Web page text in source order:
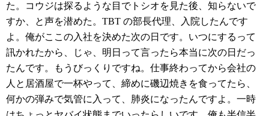
た。コウジは探るような目でトシオを見た後、知らないで
すか、と声を潜めた。TBT の部長代理、入院したんです
よ。俺がここの入社を決めた次の日です。いつにするって
訊かれたから、じゃ、明日って言ったら本当に次の日だっ
たんです。もうびっくりですね。仕事終わってから会社の
人と居酒屋で一杯やって、締めに磯辺焼きを食ってたら、
何かの弾みで気管に入って、肺炎になったんですよ。一時